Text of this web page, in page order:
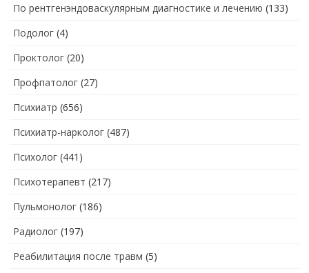
По рентгенэндоваскулярным диагностике и лечению (133)
Подолог (4)
Проктолог (20)
Профпатолог (27)
Психиатр (656)
Психиатр-нарколог (487)
Психолог (441)
Психотерапевт (217)
Пульмонолог (186)
Радиолог (197)
Реабилитация после травм (5)